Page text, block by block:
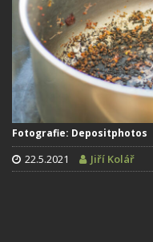
Fotografie: Depositphotos
22.5.2021 Jiří Kolář